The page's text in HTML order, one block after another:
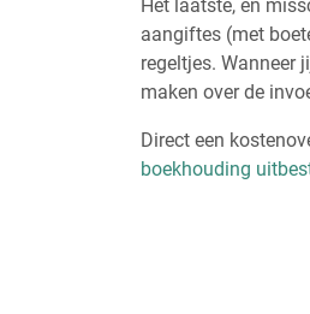
Het laatste, en
aangiftes (met
regeltjes. Wanneer
maken over de
Direct een
boekhouding